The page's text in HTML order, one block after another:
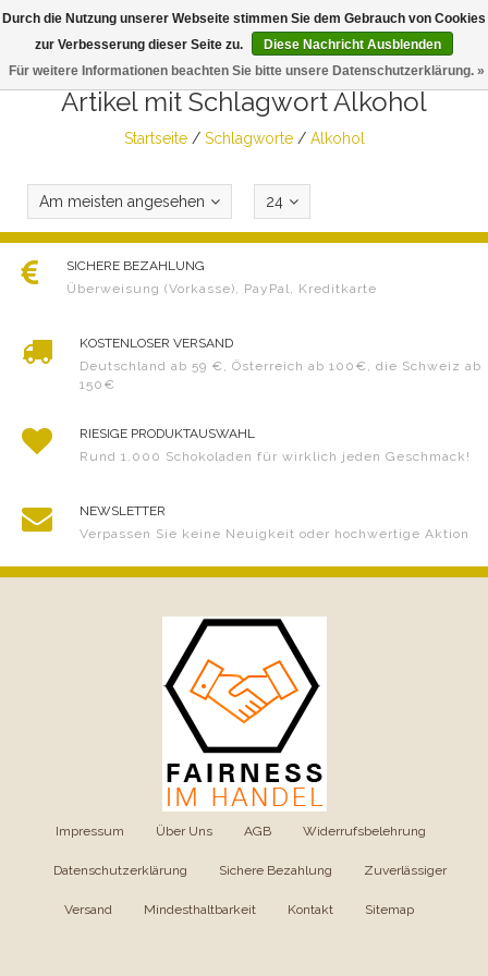
Artikel mit Schlagwort Alkohol
Startseite/ Schlagworte/ Alkohol
Am meisten angesehen 24
SICHERE BEZAHLUNG
Überweisung (Vorkasse), PayPal, Kreditkarte
KOSTENLOSER VERSAND
Deutschland ab 59 €, Österreich ab 100€, die Schweiz ab
150€
RIESIGE PRODUKTAUSWAHL
Rund 1.000 Schokoladen für wirklich jeden Geschmack!
NEWSLETTER
Verpassen Sie keine Neuigkeit oder hochwertige Aktion
Impressum Über Uns AGB Widerrufsbelehrung
Datenschutzerklärung Sichere Bezahlung Zuverlässiger
Versand Mindesthaltbarkeit Kontakt Sitemap
Durch die Nutzung unserer Webseite stimmen Sie dem Gebrauch von Cookies
zur Verbesserung dieser Seite zu.
Diese Nachricht Ausblenden
Für weitere Informationen beachten Sie bitte unsere Datenschutzerklärung. »